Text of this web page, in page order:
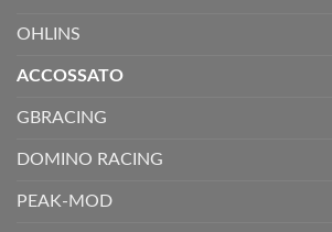
OHLINS
ACCOSSATO
GBRACING
DOMINO RACING
PEAK-MOD